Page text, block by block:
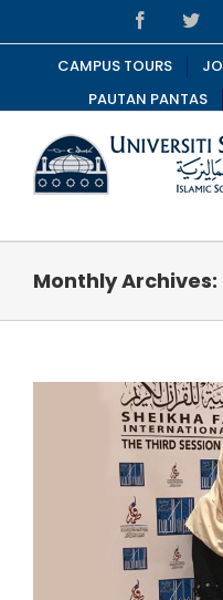
to
content
Facebook
CAMPUS TOURS
PAUTAN PANTAS
Monthly Archives: